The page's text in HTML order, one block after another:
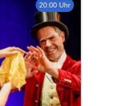
20:00 Uhr